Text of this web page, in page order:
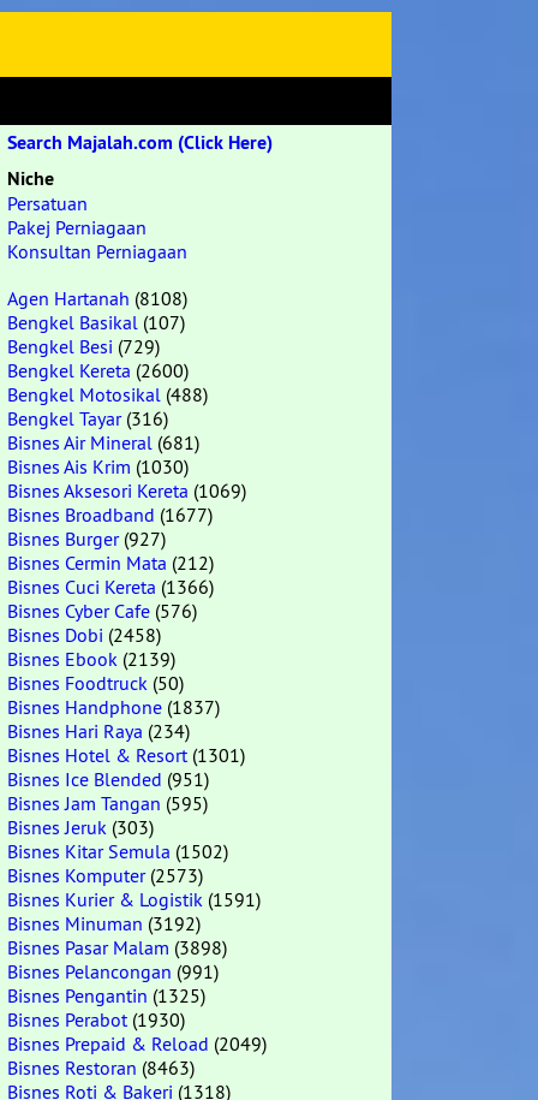
Search Majalah.com (Click Here)
Niche
Persatuan
Pakej Perniagaan
Konsultan Perniagaan
Agen Hartanah (8108)
Bengkel Basikal (107)
Bengkel Besi (729)
Bengkel Kereta (2600)
Bengkel Motosikal (488)
Bengkel Tayar(316)
Bisnes Air Mineral (681)
Bisnes Ais Krim (1030)
Bisnes Aksesori Kereta (1069)
Bisnes Broadband (1677)
Bisnes Burger(927)
Bisnes Cermin Mata (212)
Bisnes Cuci Kereta (1366)
Bisnes Cyber Cafe (576)
Bisnes Dobi (2458)
Bisnes Ebook (2139)
Bisnes Foodtruck (50)
Bisnes Handphone (1837)
Bisnes Hari Raya (234)
Bisnes Hotel & Resort(1301)
Bisnes Ice Blended (951)
Bisnes Jam Tangan (595)
Bisnes Jeruk (303)
Bisnes Kitar Semula (1502)
Bisnes Komputer(2573)
Bisnes Kurier & Logistik (1591)
Bisnes Minuman (3192)
Bisnes Pasar Malam (3898)
Bisnes Pelancongan (991)
Bisnes Pengantin (1325)
Bisnes Perabot(1930)
Bisnes Prepaid & Reload (2049)
Bisnes Restoran (8463)
Bisnes Roti & Bakeri (1318)